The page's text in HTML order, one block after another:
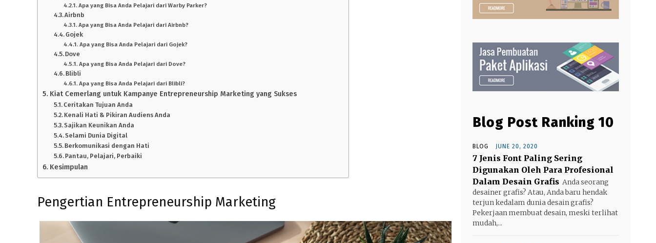
Apa yang Bisa Anda Pelajari dari Warby Parker?
Airbnb
Apa yang Bisa Anda Pelajari dari Airbnb?
Gojek
Apa yang Bisa Anda Pelajari dari Gojek?
Dove
Apa yang Bisa Anda Pelajari dari Dove?
Blibli
Apa yang Bisa Anda Pelajari dari Blibli?
Kiat Cemerlang untuk Kampanye Entrepreneurship Marketing yang Sukses
Ceritakan Tujuan Anda
Kenali Hati & Pikiran Audiens Anda
Sajikan Keunikan Anda
Selami Dunia Digital
Berkomunikasi dengan Hati
Pantau, Pelajari, Perbaiki
Kesimpulan
Pengertian Entrepreneurship Marketing
Blog Post Ranking 10
BLOG JUNE 20, 2020
7 Jenis Font Paling Sering
Digunakan Oleh Para Profesional
Dalam Desain Grafis Anda seorang
desainer grafis? Atau, Anda baru hendak
terjun kedalam dunia desain grafis?
Pekerjaan membuat desain, meski terlihat
mudah,...